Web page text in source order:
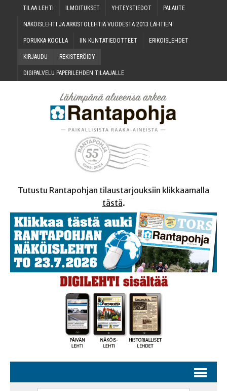
TILAA LEH­TI ILMOI­TUK­SET YHTEYS­TIE­DOT PALAU­TE
NÄKÖIS­LEH­TI JA ARKIS­TO­LEH­TIÄ VUO­DES­TA 2013 LÄHTIEN
PORUK­KA KOOLLA IIN KUN­TA­TIE­DOT­TEET ERI­KOIS­LEH­DET
KIR­JAU­DU REKIS­TE­RÖI­DY
DIGI­PAL­VE­LU PAPE­RI­LEH­DEN TILAAJALLE
Tutustu Rantapohjan tilaustarjouksiin klikkaamalla
tästä.